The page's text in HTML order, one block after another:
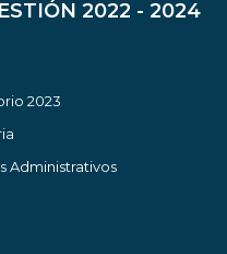
2022 - 2024
2023
Administrativos